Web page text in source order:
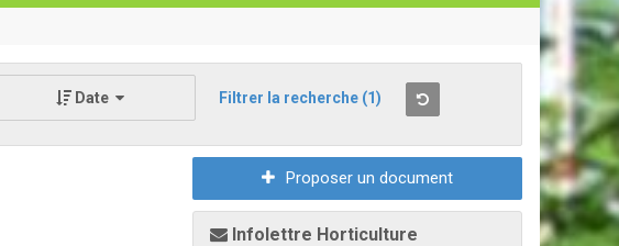
Date Filtrer la recherche (1)
Proposer un document
Infolettre Horticulture